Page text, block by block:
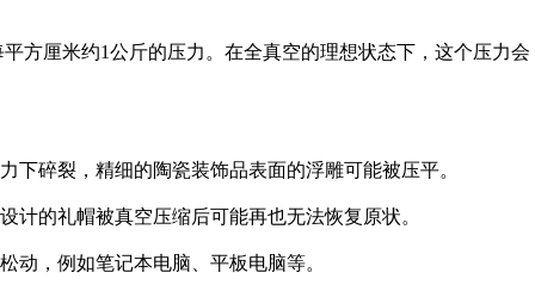
方厘米约1公斤的压力。在全真空的理想状态下，这个压力会
碎裂，精细的陶瓷装饰品表面的浮雕可能被压平。
的礼帽被真空压缩后可能再也无法恢复原状。
动，例如笔记本电脑、平板电脑等。